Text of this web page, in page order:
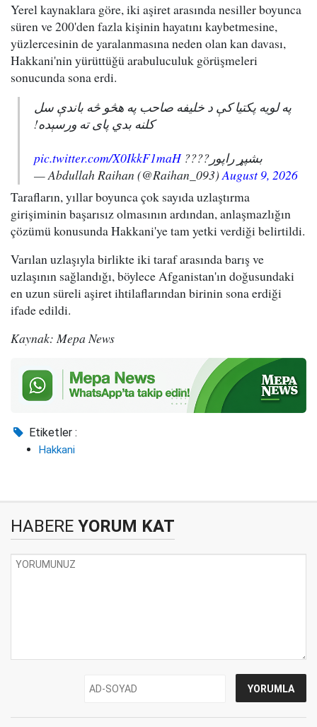
Yerel kaynaklara göre, iki aşiret arasında nesiller boyunca
süren ve 200'den fazla kişinin hayatını kaybetmesine,
yüzlercesinin de yaralanmasına neden olan kan davası,
Hakkani'nin yürüttüğü arabuluculuk görüşmeleri
sonucunda sona erdi.
په لویه پکتیا کې د خلیفه صاحب په هڅو څه باندې سل
کلنه بدي پای ته ورسېده!
بشپړ راپور????pic.twitter.com/X0IkkF1maH
— Abdullah Raihan (@Raihan_093)August 9, 2026
Tarafların, yıllar boyunca çok sayıda uzlaştırma
girişiminin başarısız olmasının ardından, anlaşmazlığın
çözümü konusunda Hakkani'ye tam yetki verdiği belirtildi.
Varılan uzlaşıyla birlikte iki taraf arasında barış ve
uzlaşının sağlandığı, böylece Afganistan'ın doğusundaki
en uzun süreli aşiret ihtilaflarından birinin sona erdiği
ifade edildi.
Kaynak: Mepa News
Etiketler :
Hakkani
HABERE YORUM KAT